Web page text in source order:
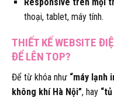
thoại, tablet, máy tính.
THIẾT KẾ WEBSITE
ĐỂ LÊN TOP?
Để từ khóa như “máy lạnh
không khí Hà Nội”, hay